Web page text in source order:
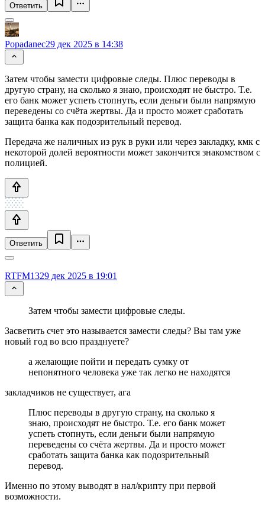
Ответить
Popadanec29 дек 2025 в 14:38
Затем чтобы замести цифровые следы. Плюс переводы в
другую страну, на сколько я знаю, происходят не быстро. Т.е.
его банк может успеть стопнуть, если деньги были напрямую
переведены со счёта жертвы. Да и просто может сработать
защита банка как подозрительный перевод.
Передача же наличных из рук в руки или через закладку, кмк с
некоторой долей вероятности может закончится знакомством с
полицией.
Ответить
RTFM1329 дек 2025 в 19:01
Затем чтобы замести цифровые следы.
Засветить счет это называется замести следы? Вы там уже
новый год во всю празднуете?
а желающие пойти и передать сумку от
непонятного человека уже так легко не находятся
закладчиков не существует, ага
Плюс переводы в другую страну, на сколько я
знаю, происходят не быстро. Т.е. его банк может
успеть стопнуть, если деньги были напрямую
переведены со счёта жертвы. Да и просто может
сработать защита банка как подозрительный
перевод.
Именно по этому выводят в нал/крипту при первой
возможности.